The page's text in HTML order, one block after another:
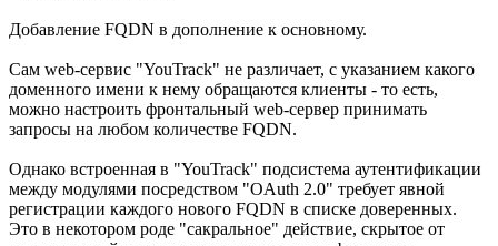
Добавление FQDN в дополнение к основному.
Сам web-сервис "YouTrack" не различает, с указанием какого
доменного имени к нему обращаются клиенты - то есть,
можно настроить фронтальный web-сервер принимать
запросы на любом количестве FQDN.
Однако встроенная в "YouTrack" подсистема аутентификации
между модулями посредством "OAuth 2.0" требует явной
регистрации каждого нового FQDN в списке доверенных.
Это в некотором роде "сакральное" действие, скрытое от